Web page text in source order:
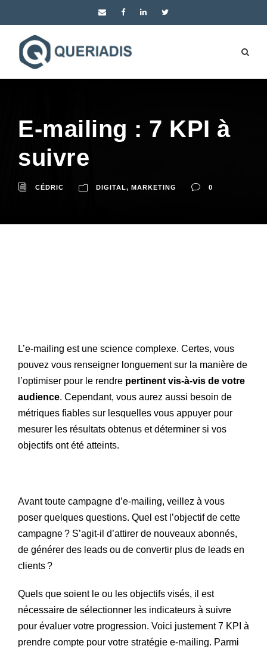
E-mailing : 7 KPI à
suivre
CÉDRIC DIGITAL, MARKETING 0
L’e-mailing est une science complexe. Certes, vous
pouvez vous renseigner longuement sur la manière de
l’optimiser pour le rendre pertinent vis-à-vis de votre
audience. Cependant, vous aurez aussi besoin de
métriques fiables sur lesquelles vous appuyer pour
mesurer les résultats obtenus et déterminer si vos
objectifs ont été atteints.
Avant toute campagne d’e-mailing, veillez à vous
poser quelques questions. Quel est l’objectif de cette
campagne ? S’agit-il d’attirer de nouveaux abonnés,
de générer des leads ou de convertir plus de leads en
clients ?
Quels que soient le ou les objectifs visés, il est
nécessaire de sélectionner les indicateurs à suivre
pour évaluer votre progression. Voici justement 7 KPI à
prendre compte pour votre stratégie e-mailing. Parmi